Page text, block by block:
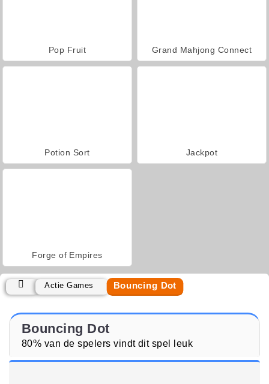
Pop Fruit Grand Mahjong Connect
Potion Sort Jackpot
Forge of Empires
Actie Games Bouncing Dot
Bouncing Dot
80% van de spelers vindt dit spel leuk